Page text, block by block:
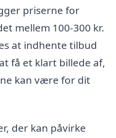
priserne for
mellem 100-300 kr.
at indhente tilbud
få et klart billede af,
kan være for dit
der kan påvirke